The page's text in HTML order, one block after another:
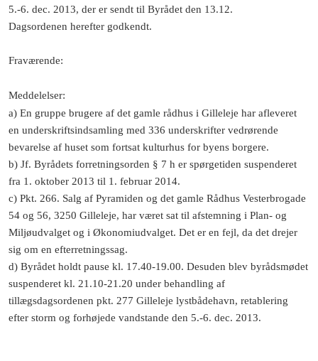
5.-6. dec. 2013, der er sendt til Byrådet den 13.12.
Dagsordenen herefter godkendt.
Fraværende:
Meddelelser:
a) En gruppe brugere af det gamle rådhus i Gilleleje har afleveret
en underskriftsindsamling med 336 underskrifter vedrørende
bevarelse af huset som fortsat kulturhus for byens borgere.
b) Jf. Byrådets forretningsorden § 7 h er spørgetiden suspenderet
fra 1. oktober 2013 til 1. februar 2014.
c) Pkt. 266. Salg af Pyramiden og det gamle Rådhus Vesterbrogade
54 og 56, 3250 Gilleleje, har været sat til afstemning i Plan- og
Miljøudvalget og i Økonomiudvalget. Det er en fejl, da det drejer
sig om en efterretningssag.
d) Byrådet holdt pause kl. 17.40-19.00. Desuden blev byrådsmødet
suspenderet kl. 21.10-21.20 under behandling af
tillægsdagsordenen pkt. 277 Gilleleje lystbådehavn, retablering
efter storm og forhøjede vandstande den 5.-6. dec. 2013.